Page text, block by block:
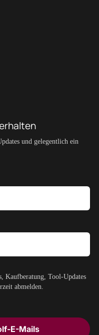
und gelegentlich ein
Kaufberatung, Tool-Updates
abmelden.
E-Mails